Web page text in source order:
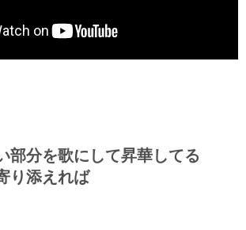
部分を歌にして昇華してる
り添えれば